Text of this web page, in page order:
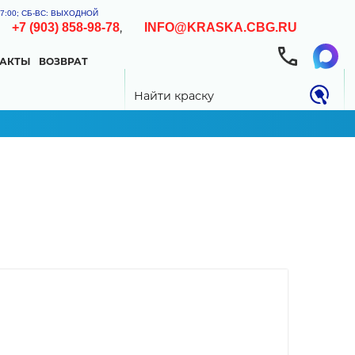
СБ-ВС: ВЫХОДНОЙ
+7 (903) 858-98-78, INFO@KRASKA.CBG.RU
ВОЗВРАТ
Найти краску0.00 РУБ